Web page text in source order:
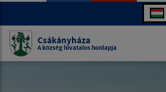
Csákányháza
A község hivatalos honlapja